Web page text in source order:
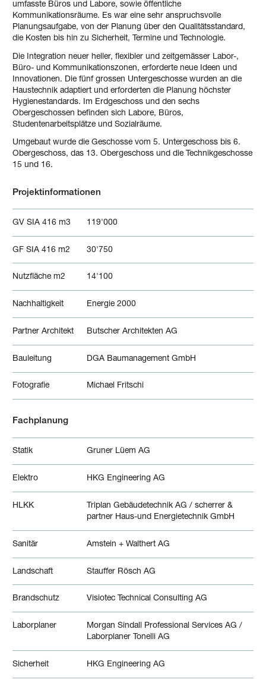
umfasste Büros und Labore, sowie öffentliche
Kommunikationsräume. Es war eine sehr anspruchsvolle
Planungsaufgabe, von der Planung über den Qualitätsstandard,
die Kosten bis hin zu Sicherheit, Termine und Technologie.
Die Integration neuer heller, flexibler und zeitgemässer Labor-,
Büro- und Kommunikationszonen, erforderte neue Ideen und
Innovationen. Die fünf grossen Untergeschosse wurden an die
Haustechnik adaptiert und erforderten die Planung höchster
Hygienestandards. Im Erdgeschoss und den sechs
Obergeschossen befinden sich Labore, Büros,
Studentenarbeitsplätze und Sozialräume.
Umgebaut wurde die Geschosse vom 5. Untergeschoss bis 6.
Obergeschoss, das 13. Obergeschoss und die Technikgeschosse
15 und 16.
Projektinformationen
GV SIA 416 m3 119'000
GF SIA 416 m2 30'750
Nutzfläche m2 14'100
Nachhaltigkeit Energie 2000
Partner Architekt Butscher Architekten AG
Bauleitung DGA Baumanagement GmbH
Fotografie Michael Fritschi
Fachplanung
Statik Gruner Lüem AG
Elektro HKG Engineering AG
HLKK
Triplan Gebäudetechnik AG / scherrer &
partner Haus-und Energietechnik GmbH
Sanitär Amstein + Walthert AG
Landschaft Stauffer Rösch AG
Brandschutz Visiotec Technical Consulting AG
Laborplaner
Morgan Sindall Professional Services AG /
Laborplaner Tonelli AG
Sicherheit HKG Engineering AG